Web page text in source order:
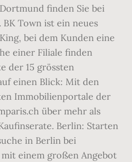
finden Sie bei
Town ist ein neues
bei dem Kunden eine
einer Filiale finden
der 15 grössten
einen Blick: Mit den
Immobilienportale der
über mehr als
Berlin: Starten
in Berlin bei
einem großen Angebot